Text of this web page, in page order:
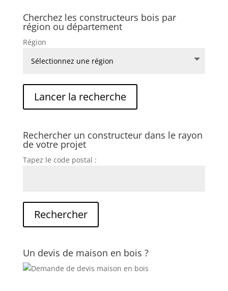
Cherchez les constructeurs bois par
région ou département
Région
Rechercher un constructeur dans le rayon
de votre projet
Tapez le code postal :
Un devis de maison en bois ?